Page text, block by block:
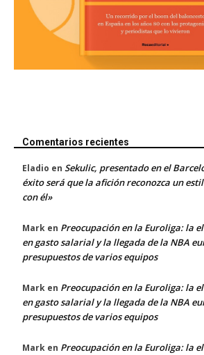
Comentarios recientes
Eladio en Sekulic, presentado en el
éxito será que la afición reconozca un
con él»
Mark en Preocupación en la Euroliga: la
en gasto salarial y la llegada de la NBA
presupuestos de varios equipos
Mark en Preocupación en la Euroliga: la
en gasto salarial y la llegada de la NBA
presupuestos de varios equipos
Mark en Preocupación en la Euroliga: la